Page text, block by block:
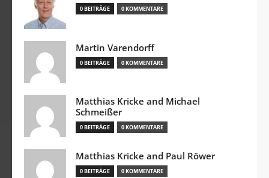
0 BEITRÄGE 0 KOMMENTARE
Martin Varendorff
0 BEITRÄGE 0 KOMMENTARE
Matthias Kricke and Michael
Schmeißer
0 BEITRÄGE 0 KOMMENTARE
Matthias Kricke and Paul Röwer
0 BEITRÄGE 0 KOMMENTARE